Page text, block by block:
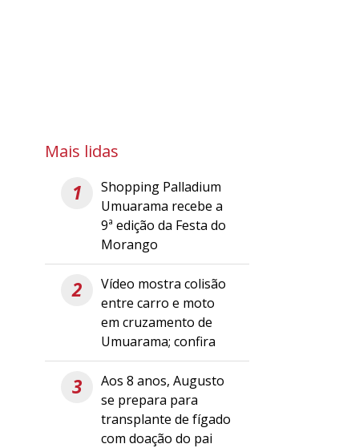
Mais lidas
1
Shopping Palladium
Umuarama recebe a
9ª edição da Festa do
Morango
2
Vídeo mostra colisão
entre carro e moto
em cruzamento de
Umuarama; confira
3
Aos 8 anos, Augusto
se prepara para
transplante de fígado
com doação do pai